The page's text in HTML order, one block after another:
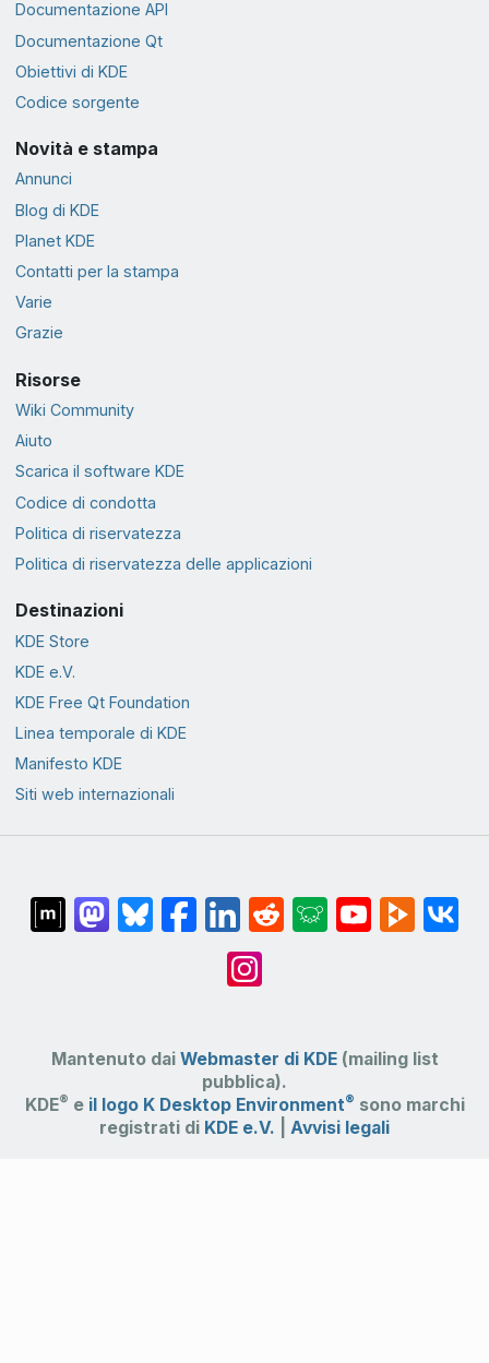
Documentazione API
Documentazione Qt
Obiettivi di KDE
Codice sorgente
Novità e stampa
Annunci
Blog di KDE
Planet KDE
Contatti per la stampa
Varie
Grazie
Risorse
Wiki Community
Aiuto
Scarica il software KDE
Codice di condotta
Politica di riservatezza
Politica di riservatezza delle applicazioni
Destinazioni
KDE Store
KDE e.V.
KDE Free Qt Foundation
Linea temporale di KDE
Manifesto KDE
Siti web internazionali
Mantenuto dai Webmaster di KDE(mailing list
pubblica).
KDE® e il logo K Desktop Environment® sono marchi
registrati di KDE e.V. Avvisi legali